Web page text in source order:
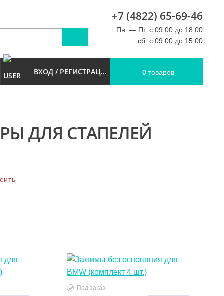
+7 (4822) 65-69-46
Пн. — Пт. с 09:00 до 18:00
сб. с 09:00 до 15:00
ВХОД / РЕГИСТРАЦИЯ 0 товаров
ДЛЯ СТАПЕЛЕЙ
Под заказ